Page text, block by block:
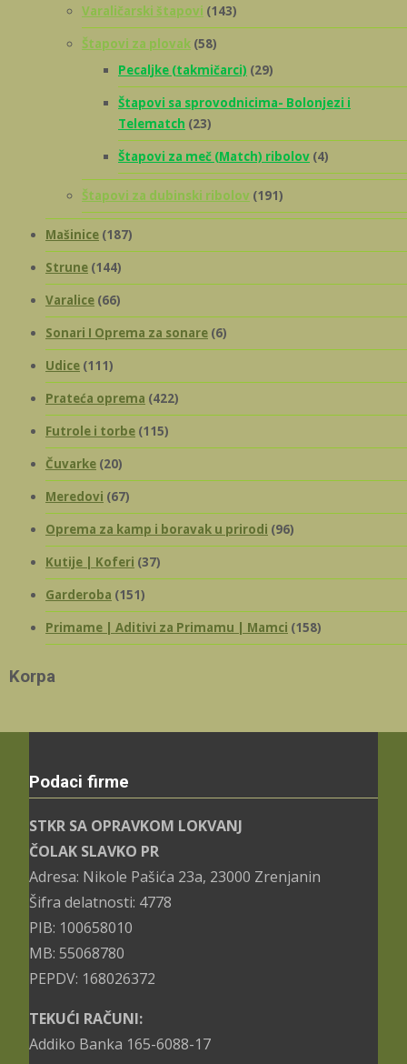
Varaličarski štapovi (143)
Štapovi za plovak (58)
Pecaljke (takmičarci) (29)
Štapovi sa sprovodnicima- Bolonjezi i
Telematch (23)
Štapovi za meč (Match) ribolov (4)
Štapovi za dubinski ribolov (191)
Mašinice (187)
Strune (144)
Varalice (66)
Sonari I Oprema za sonare (6)
Udice (111)
Prateća oprema (422)
Futrole i torbe (115)
Čuvarke (20)
Meredovi (67)
Oprema za kamp i boravak u prirodi (96)
Kutije | Koferi (37)
Garderoba (151)
Primame | Aditivi za Primamu | Mamci (158)
Korpa
Podaci firme
STKR SA OPRAVKOM LOKVANJ
ČOLAK SLAVKO PR
Adresa: Nikole Pašića 23a, 23000 Zrenjanin
Šifra delatnosti: 4778
PIB: 100658010
MB: 55068780
PEPDV: 168026372
TEKUĆI RAČUNI:
Addiko Banka 165-6088-17